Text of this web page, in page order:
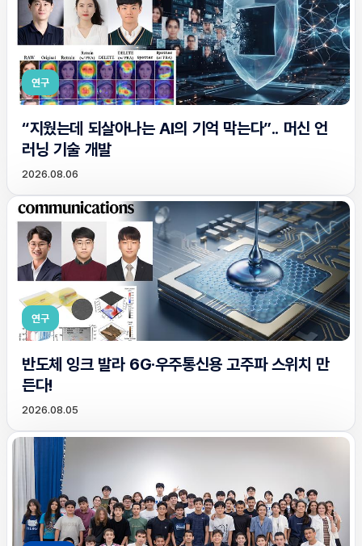
연구
“지웠는데 되살아나는 AI의 기억 막는다”.. 머신 언
러닝 기술 개발
2026.08.06
연구
반도체 잉크 발라 6G·우주통신용 고주파 스위치 만
든다!
2026.08.05